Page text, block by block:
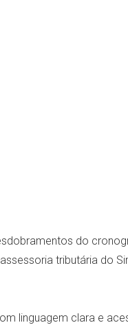
do
tributária do
linguagem clara e